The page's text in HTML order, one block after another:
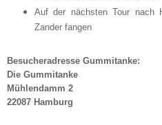
Auf der nächsten Tour nach
Zander fangen
Besucheradresse Gummitanke:
Die Gummitanke
Mühlendamm 2
22087 Hamburg